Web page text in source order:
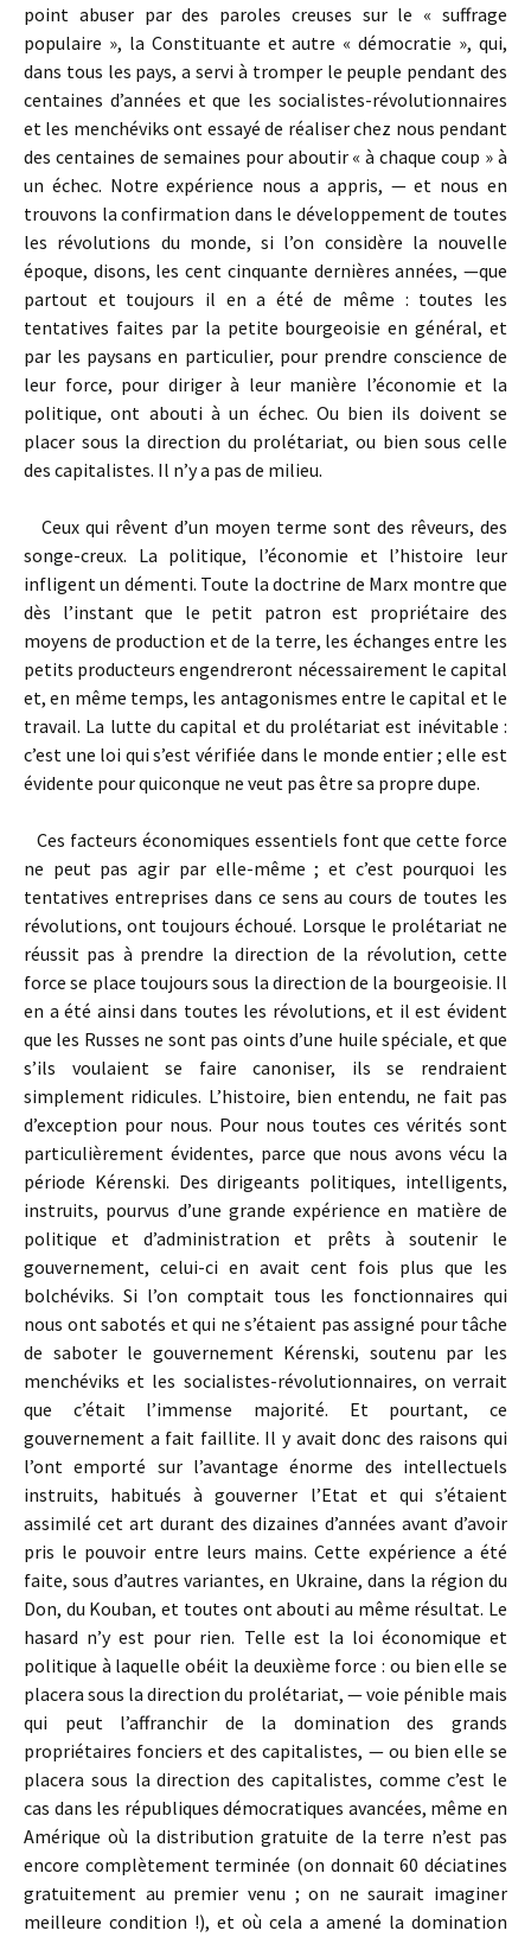
point abuser par des paroles creuses sur le « suffrage
populaire », la Constituante et autre « démocratie », qui,
dans tous les pays, a servi à tromper le peuple pendant des
centaines d’années et que les socialistes-révolutionnaires
et les menchéviks ont essayé de réaliser chez nous pendant
des centaines de semaines pour aboutir « à chaque coup » à
un échec. Notre expérience nous a appris, — et nous en
trouvons la confirmation dans le développement de toutes
les révolutions du monde, si l’on considère la nouvelle
époque, disons, les cent cinquante dernières années, —que
partout et toujours il en a été de même : toutes les
tentatives faites par la petite bourgeoisie en général, et
par les paysans en particulier, pour prendre conscience de
leur force, pour diriger à leur manière l’économie et la
politique, ont abouti à un échec. Ou bien ils doivent se
placer sous la direction du prolétariat, ou bien sous celle
des capitalistes. Il n’y a pas de milieu.
Ceux qui rêvent d’un moyen terme sont des rêveurs, des
songe-creux. La politique, l’économie et l’histoire leur
infligent un démenti. Toute la doctrine de Marx montre que
dès l’instant que le petit patron est propriétaire des
moyens de production et de la terre, les échanges entre les
petits producteurs engendreront nécessairement le capital
et, en même temps, les antagonismes entre le capital et le
travail. La lutte du capital et du prolétariat est inévitable :
c’est une loi qui s’est vérifiée dans le monde entier ; elle est
évidente pour quiconque ne veut pas être sa propre dupe.
Ces facteurs économiques essentiels font que cette force
ne peut pas agir par elle-même ; et c’est pourquoi les
tentatives entreprises dans ce sens au cours de toutes les
révolutions, ont toujours échoué. Lorsque le prolétariat ne
réussit pas à prendre la direction de la révolution, cette
force se place toujours sous la direction de la bourgeoisie. Il
en a été ainsi dans toutes les révolutions, et il est évident
que les Russes ne sont pas oints d’une huile spéciale, et que
s’ils voulaient se faire canoniser, ils se rendraient
simplement ridicules. L’histoire, bien entendu, ne fait pas
d’exception pour nous. Pour nous toutes ces vérités sont
particulièrement évidentes, parce que nous avons vécu la
période Kérenski. Des dirigeants politiques, intelligents,
instruits, pourvus d’une grande expérience en matière de
politique et d’administration et prêts à soutenir le
gouvernement, celui-ci en avait cent fois plus que les
bolchéviks. Si l’on comptait tous les fonctionnaires qui
nous ont sabotés et qui ne s’étaient pas assigné pour tâche
de saboter le gouvernement Kérenski, soutenu par les
menchéviks et les socialistes-révolutionnaires, on verrait
que c’était l’immense majorité. Et pourtant, ce
gouvernement a fait faillite. Il y avait donc des raisons qui
l’ont emporté sur l’avantage énorme des intellectuels
instruits, habitués à gouverner l’Etat et qui s’étaient
assimilé cet art durant des dizaines d’années avant d’avoir
pris le pouvoir entre leurs mains. Cette expérience a été
faite, sous d’autres variantes, en Ukraine, dans la région du
Don, du Kouban, et toutes ont abouti au même résultat. Le
hasard n’y est pour rien. Telle est la loi économique et
politique à laquelle obéit la deuxième force : ou bien elle se
placera sous la direction du prolétariat, — voie pénible mais
qui peut l’affranchir de la domination des grands
propriétaires fonciers et des capitalistes, — ou bien elle se
placera sous la direction des capitalistes, comme c’est le
cas dans les républiques démocratiques avancées, même en
Amérique où la distribution gratuite de la terre n’est pas
encore complètement terminée (on donnait 60 déciatines
gratuitement au premier venu ; on ne saurait imaginer
meilleure condition !), et où cela a amené la domination